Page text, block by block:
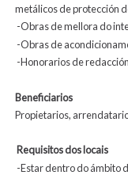
metálicos de protección
-Obras de mellora do
-Obras de
-Honorarios de
Beneficiarios
Propietarios,
Requisitos dos locais
-Estar dentro do ámbito